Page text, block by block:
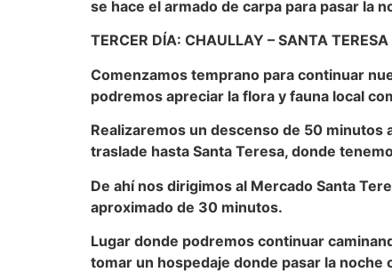
se hace el armado de carpa para pasar la
TERCER DÍA: CHAULLAY – SANTA
Comenzamos temprano para continuar
podremos apreciar la flora y fauna local
Realizaremos un descenso de 50 minutos
traslade hasta Santa Teresa, donde
De ahí nos dirigimos al Mercado Santa
aproximado de 30 minutos.
Lugar donde podremos continuar
tomar un hospedaje donde pasar la